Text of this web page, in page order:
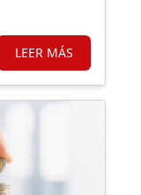
LEER MÁS